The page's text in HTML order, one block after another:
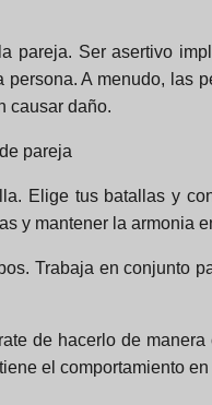
pareja. Ser asertivo
A menudo, las
causar daño.
pareja
Elige tus batallas y
y mantener la armonia
Trabaja en conjunto
de hacerlo de manera
el comportamiento